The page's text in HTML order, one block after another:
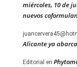
miércoles, 10 de
nuevos
Alicante ya
Editorial en